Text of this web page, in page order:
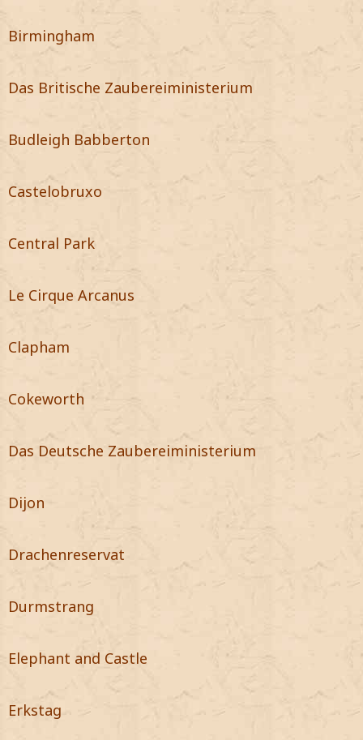
Birmingham
Das Britische Zaubereiministerium
Budleigh Babberton
Castelobruxo
Central Park
Le Cirque Arcanus
Clapham
Cokeworth
Das Deutsche Zaubereiministerium
Dijon
Drachenreservat
Durmstrang
Elephant and Castle
Erkstag